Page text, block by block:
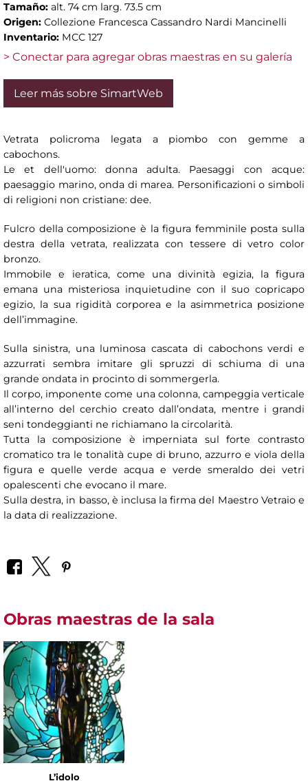
Tamaño: alt. 74 cm larg. 73.5 cm
Origen: Collezione Francesca Cassandro Nardi Mancinelli
Inventario: MCC 127
> Conectar para agregar obras maestras en su galería
Leer más sobre SimartWeb
Vetrata policroma legata a piombo con gemme a
cabochons.
Le et dell'uomo: donna adulta. Paesaggi con acque:
paesaggio marino, onda di marea. Personificazioni o simboli
di religioni non cristiane: dee.
Fulcro della composizione è la figura femminile posta sulla
destra della vetrata, realizzata con tessere di vetro color
bronzo.
Immobile e ieratica, come una divinità egizia, la figura
emana una misteriosa inquietudine con il suo copricapo
egizio, la sua rigidità corporea e la asimmetrica posizione
dell’immagine.
Sulla sinistra, una luminosa cascata di cabochons verdi e
azzurrati sembra imitare gli spruzzi di schiuma di una
grande ondata in procinto di sommergerla.
Il corpo, imponente come una colonna, campeggia verticale
all’interno del cerchio creato dall’ondata, mentre i grandi
seni tondeggianti ne richiamano la circolarità.
Tutta la composizione è imperniata sul forte contrasto
cromatico tra le tonalità cupe di bruno, azzurro e viola della
figura e quelle verde acqua e verde smeraldo dei vetri
opalescenti che evocano il mare.
Sulla destra, in basso, è inclusa la firma del Maestro Vetraio e
la data di realizzazione.
Obras maestras de la sala
L’idolo